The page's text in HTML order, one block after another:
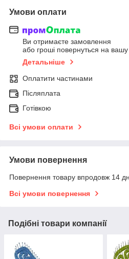
Умови оплати
Ви отримаєте замовлення
або гроші повернуться на вашу
Детальніше
Оплатити частинами
Післяплата
Готівкою
Всі умови оплати
Умови повернення
Повернення товару впродовж 14
Всі умови повернення
Подібні товари компанії